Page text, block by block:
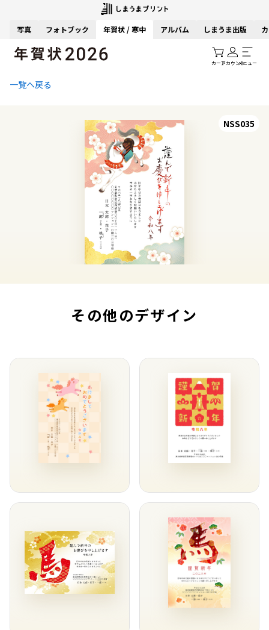
写真 フォトブック 年賀状 / 寒中 アルバム しまうま出版
カートアカウントメニュー
一覧へ戻る
NSS035
その他のデザイン